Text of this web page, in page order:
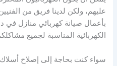
عليهم، ولكن لدينا فريق من
بأعمال صيانة كهربائي منازل في
الكهربائية المناسبة لجميع
سواء كنت بحاجة إلى إصلاح